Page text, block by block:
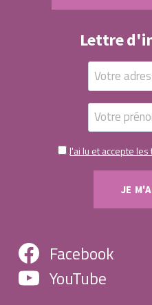
Lettre
J'ai lu et accepte
Facebook
YouTube